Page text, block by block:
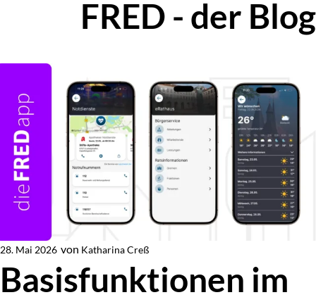
FRED - der Blog
28. Mai 2026 von
Von
Katharina Creß
Basisfunktionen im